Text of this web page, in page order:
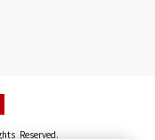
Reserved.